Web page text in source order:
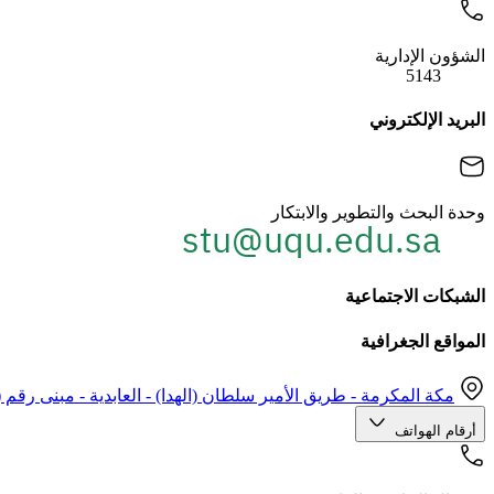
الشؤون الإدارية
5143
البريد الإلكتروني
وحدة البحث والتطوير والابتكار
الشبكات الاجتماعية
المواقع الجغرافية
مكة المكرمة - طريق الأمير سلطان (الهدا) - العابدية - مبنى رقم (33) البحوث - وحدة البحث والتطوير
أرقام الهواتف